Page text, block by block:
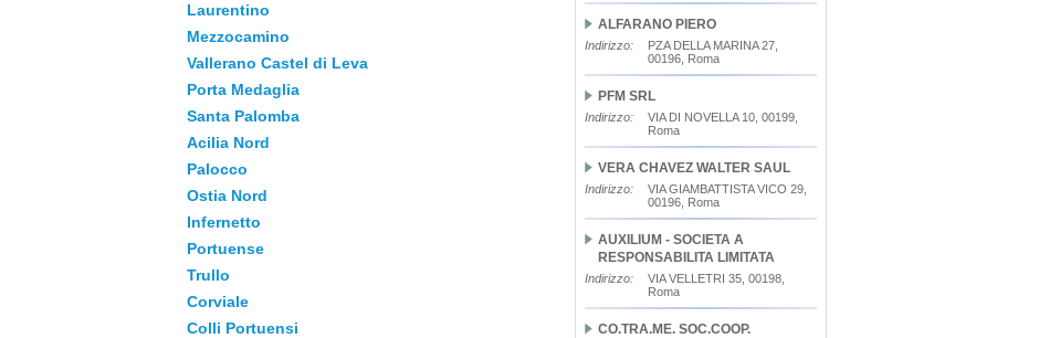
Laurentino
Mezzocamino
Vallerano Castel di Leva
Porta Medaglia
Santa Palomba
Acilia Nord
Palocco
Ostia Nord
Infernetto
Portuense
Trullo
Corviale
Colli Portuensi
ALFARANO PIERO
Indirizzo:
PZA DELLA MARINA 27,
00196, Roma
PFM SRL
Indirizzo:
VIA DI NOVELLA 10, 00199,
Roma
VERA CHAVEZ WALTER SAUL
Indirizzo:
VIA GIAMBATTISTA VICO 29,
00196, Roma
AUXILIUM - SOCIETA A
RESPONSABILITA LIMITATA
Indirizzo:
VIA VELLETRI 35, 00198,
Roma
CO.TRA.ME. SOC.COOP.